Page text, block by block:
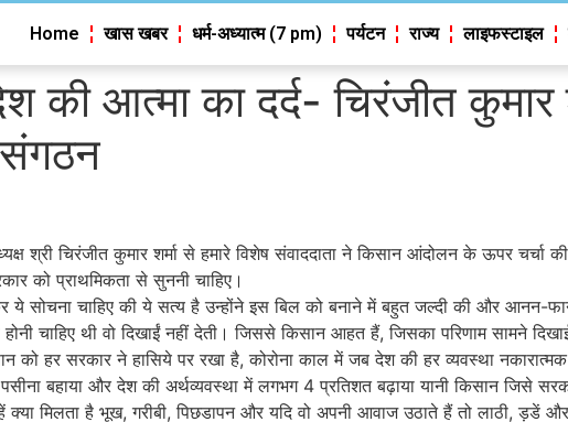
Home खास खबर धर्म-अध्यात्म (7 pm) पर्यटन राज्य लाइफस्टाइल
की आत्मा का दर्द- चिरंजीत कुमार
संगठन
श्री चिरंजीत कुमार शर्मा से हमारे विशेष संवाददाता ने किसान आंदोलन के ऊपर
को प्राथमिकता से सुननी चाहिए।
सोचना चाहिए की ये सत्य है उन्होंने इस बिल को बनाने में बहुत जल्दी की और आनन-
चाहिए थी वो दिखाईं नहीं देती। जिससे किसान आहत हैं, जिसका परिणाम सामने
को हर सरकार ने हासिये पर रखा है, कोरोना काल में जब देश की हर व्यवस्था
बहाया और देश की अर्थव्यवस्था में लगभग 4 प्रतिशत बढ़ाया यानी किसान जिसे
मिलता है भूख, गरीबी, पिछडापन और यदि वो अपनी आवाज उठाते हैं तो लाठी, ड़डें